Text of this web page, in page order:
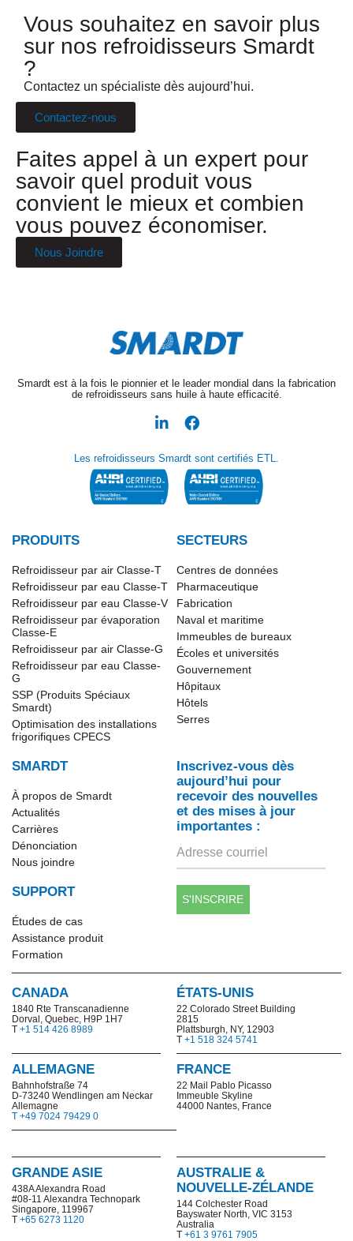
Vous souhaitez en savoir plus
sur nos refroidisseurs Smardt
?
Contactez un spécialiste dès aujourd’hui.
Contactez-nous
Faites appel à un expert pour
savoir quel produit vous
convient le mieux et combien
vous pouvez économiser.
Nous Joindre
Smardt est à la fois le pionnier et le leader mondial dans la fabrication
de refroidisseurs sans huile à haute efficacité.
Les refroidisseurs Smardt sont certifiés ETL.
PRODUITS
Refroidisseur par air Classe-T
Refroidisseur par eau Classe-T
Refroidisseur par eau Classe-V
Refroidisseur par évaporation
Classe-E
Refroidisseur par air Classe-G
Refroidisseur par eau Classe-
G
SSP (Produits Spéciaux
Smardt)
Optimisation des installations
frigorifiques CPECS
SECTEURS
Centres de données
Pharmaceutique
Fabrication
Naval et maritime
Immeubles de bureaux
Écoles et universités
Gouvernement
Hôpitaux
Hôtels
Serres
SMARDT
À propos de Smardt
Actualités
Carrières
Dénonciation
Nous joindre
SUPPORT
Études de cas
Assistance produit
Formation
Inscrivez-vous dès
aujourd’hui pour
recevoir des nouvelles
et des mises à jour
importantes :
S'INSCRIRE
CANADA
1840 Rte Transcanadienne
Dorval, Quebec, H9P 1H7
T +1 514 426 8989
ÉTATS-UNIS
22 Colorado Street Building
2815
Plattsburgh, NY, 12903
T +1 518 324 5741
ALLEMAGNE
Bahnhofstraße 74
D-73240 Wendlingen am Neckar
Allemagne
T +49 7024 79429 0
FRANCE
22 Mail Pablo Picasso
Immeuble Skyline
44000 Nantes, France
GRANDE ASIE
438A Alexandra Road
#08-11 Alexandra Technopark
Singapore, 119967
T +65 6273 1120
AUSTRALIE &
NOUVELLE-ZÉLANDE
144 Colchester Road
Bayswater North, VIC 3153
Australia
T +61 3 9761 7905